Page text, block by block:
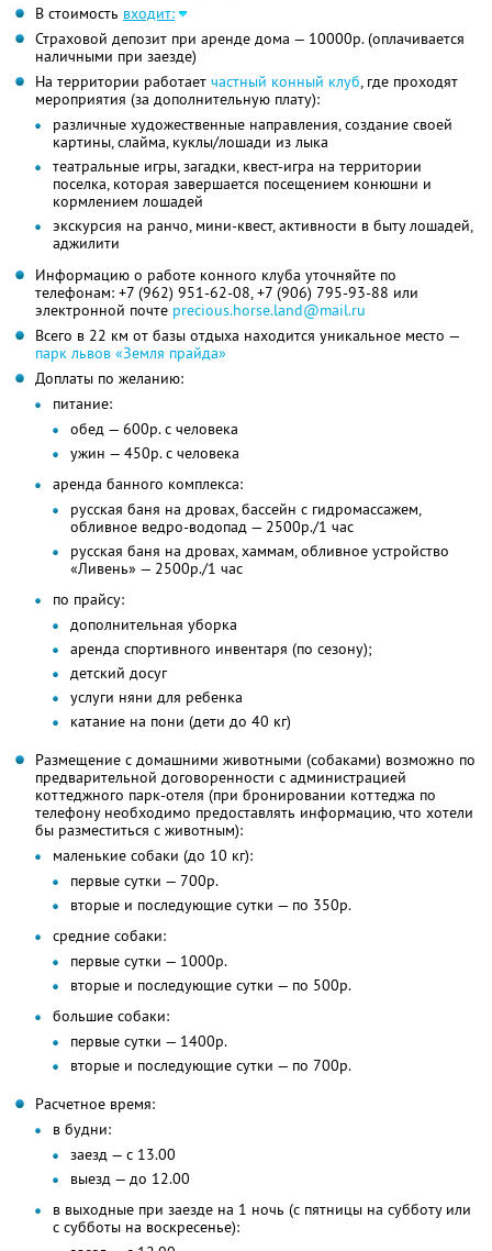
В стоимость входит:
Страховой депозит при аренде дома — 10000р. (оплачивается
наличными при заезде)
На территории работает частный конный клуб, где проходят
мероприятия (за дополнительную плату):
различные художественные направления, создание своей
картины, слайма, куклы/лошади из лыка
театральные игры, загадки, квест-игра на территории
поселка, которая завершается посещением конюшни и
кормлением лошадей
экскурсия на ранчо, мини-квест, активности в быту лошадей,
аджилити
Информацию о работе конного клуба уточняйте по
телефонам: +7 (962) 951-62-08, +7 (906) 795-93-88 или
электронной почте precious.horse.land@mail.ru
Всего в 22 км от базы отдыха находится уникальное место —
парк львов «Земля прайда»
Доплаты по желанию:
питание:
обед — 600р. с человека
ужин — 450р. с человека
аренда банного комплекса:
русская баня на дровах, бассейн с гидромассажем,
обливное ведро-водопад — 2500р./1 час
русская баня на дровах, хаммам, обливное устройство
«Ливень» — 2500р./1 час
по прайсу:
дополнительная уборка
аренда спортивного инвентаря (по сезону);
детский досуг
услуги няни для ребенка
катание на пони (дети до 40 кг)
Размещение с домашними животными (собаками) возможно по
предварительной договоренности с администрацией
коттеджного парк-отеля (при бронировании коттеджа по
телефону необходимо предоставлять информацию, что хотели
бы разместиться с животным):
маленькие собаки (до 10 кг):
первые сутки — 700р.
вторые и последующие сутки — по 350р.
средние собаки:
первые сутки — 1000р.
вторые и последующие сутки — по 500р.
большие собаки:
первые сутки — 1400р.
вторые и последующие сутки — по 700р.
Расчетное время:
в будни:
заезд — с 13.00
выезд — до 12.00
в выходные при заезде на 1 ночь (с пятницы на субботу или
с субботы на воскресенье):